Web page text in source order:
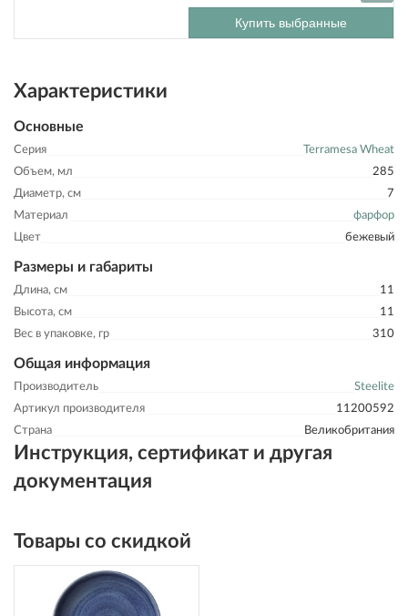
Купить выбранные
Характеристики
Основные
Серия
Terramesa Wheat
Объем, мл
285
Диаметр, см
7
Материал
фарфор
Цвет
бежевый
Размеры и габариты
Длина, см
11
Высота, см
11
Вес в упаковке, гр
310
Общая информация
Производитель
Steelite
Артикул производителя
11200592
Страна
Великобритания
Инструкция, сертификат и другая
документация
Товары со скидкой